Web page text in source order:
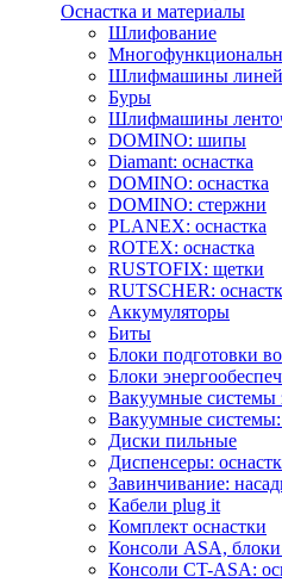
Оснастка и материалы
Шлифование
Шлифмашины
Буры
Шлифмашины
DOMINO: шипы
Diamant: оснастка
DOMINO: оснастка
DOMINO: стержни
PLANEX: оснастка
ROTEX: оснастка
RUSTOFIX: щетки
RUTSCHER:
Аккумуляторы
Биты
Блоки подготовки
Блоки
Вакуумные
Вакуумные системы:
Диски пильные
Диспенсеры:
Завинчивание:
Кабели plug it
Комплект оснастки
Консоли ASA,
Консоли CT-ASA: